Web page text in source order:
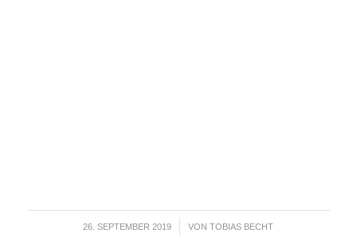
26. SEPTEMBER 2019
/ VONTOBIAS BECHT